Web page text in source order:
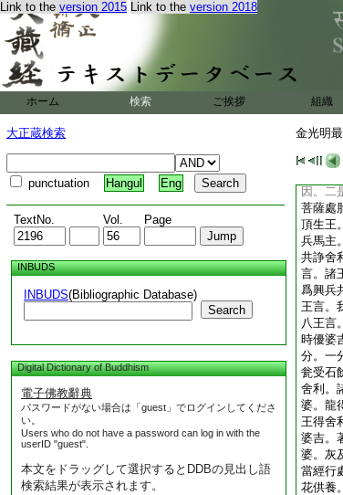
Link to the version 2015 Link to the version 2018
ホーム 検索 ご挨拶 組織
大正蔵検索
punctuation Hangul Eng
TextNo. Vol. Page
INBUDS
INBUDS(Bibliographic Database)
Search
Digital Dictionary of Buddhism
電子佛教辭典
パスワードがない場合は「guest」でログインしてくださ
い。
Users who do not have a password can log in with the
userID "guest".
本文をドラッグして選択するとDDBの見出し語
検索結果が表示されます。
金光明
云善
我欲
利。
故。
云身
在。
分。
因。二
菩薩處
頂生王
兵馬主
共諍舍
言。諸
爲興兵
王言。
八王言
時優婆
分。一
瓮受石
舍利。
婆。龍
王得舍
婆吉。
婆。灰
當經行
花供養